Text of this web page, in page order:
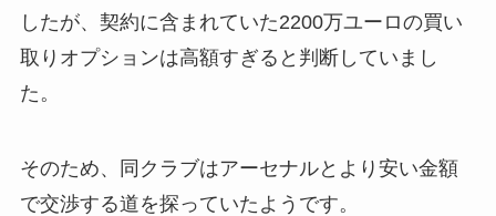
したが、契約に含まれていた2200万ユーロの買い
取りオプションは高額すぎると判断していまし
た。
そのため、同クラブはアーセナルとより安い金額
で交渉する道を探っていたようです。